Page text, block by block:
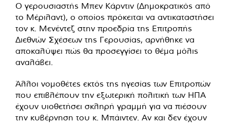
Ο γερουσιαστής Μπεν Κάρντιν (Δημοκρατικός από
το Μέριλαντ), ο οποίος πρόκειται να αντικαταστήσει
τον κ. Μενέντεζ στην προεδρία της Επιτροπής
Διεθνών Σχέσεων της Γερουσίας, αρνήθηκε να
αποκαλύψει πώς θα προσεγγίσει το θέμα μόλις
αναλάβει.
Άλλοι νομοθέτες εκτός της ηγεσίας των Επιτροπών
που επιβλέπουν την εξωτερική πολιτική των ΗΠΑ
έχουν υιοθετήσει σκληρή γραμμή για να πιέσουν
την κυβέρνηση του κ. Μπάιντεν. Αν και δεν έχουν